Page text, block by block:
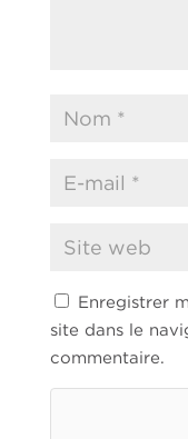
Enregistrer
site dans le
commentaire.